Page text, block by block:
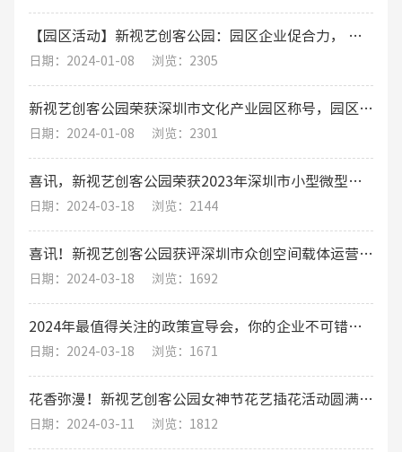
【园区活动】新视艺创客公园：园区企业促合力， 围炉煮茶话发展
日期：2024-01-08 浏览：2305
新视艺创客公园荣获深圳市文化产业园区称号，园区运营将迎来新机遇！
日期：2024-01-08 浏览：2301
喜讯，新视艺创客公园荣获2023年深圳市小型微型企业创业创新示范基地
日期：2024-03-18 浏览：2144
喜讯！新视艺创客公园获评深圳市众创空间载体运营评价A级（优秀）
日期：2024-03-18 浏览：1692
2024年最值得关注的政策宣导会，你的企业不可错过的发展机遇
日期：2024-03-18 浏览：1671
花香弥漫！新视艺创客公园女神节花艺插花活动圆满结束
日期：2024-03-11 浏览：1812